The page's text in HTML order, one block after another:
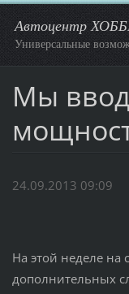
Автоцентр
Универсальные
Мы
24.09.2013 09:09
На этой неделе
дополнительных